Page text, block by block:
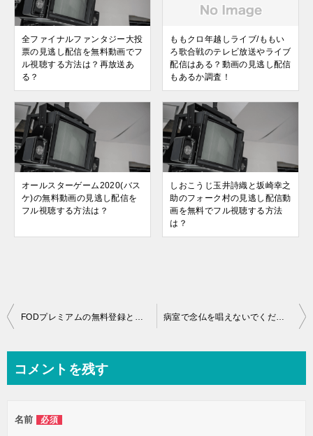
全ファイナルファンタジー大投
票の見逃し配信を無料動画でフ
ル視聴する方法は？再放送あ
る？
ももクロ年越しライブ/ももい
ろ歌合戦のテレビ放送やライブ
配信はある？動画の見逃し配信
もあるか調査！
オールスターゲーム2020(バス
ケ)の無料動画の見逃し配信を
フル視聴する方法は？
しおこうじ玉井詩織と坂崎幸之
助のフォーク村の見逃し配信動
画を無料でフル視聴する方法
は？
投
ビ
ー
FODプレミアムの無料登録と解約方法は？料金やサービスの内容も紹介！ 病室で念仏を唱えないでくださいの見逃し配信の動画を無料でフル視聴する方法は？
コメントを残す
名前 必須